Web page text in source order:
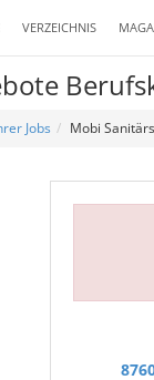
VERZEICHNIS
Jobs Mobi